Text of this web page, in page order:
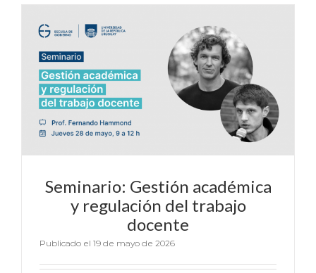
Seminario: Gestión académica
y regulación del trabajo
docente
Publicado el 19 de mayo de 2026